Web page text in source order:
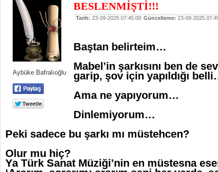
Aybüke Bafralıoğlu
BESLENMİŞTİ!!!
Tarih: 23-09-2025 07:45:00 Güncelleme: 23-09-2025
Baştan belirteim…
Mabel’in şarkısını ben de
garip, şov için yapıldığı
Ama ne yapıyorum…
Dinlemiyorum…
Peki sadece bu şarkı mı müstehcen?
Olur mu hiç?
Ya Türk Sanat Müziği’nin en müstesna